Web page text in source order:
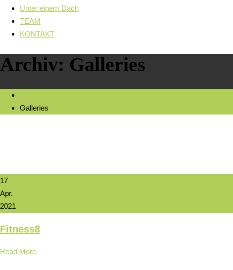
Unter einem Dach
TEAM
KONTAKT
Archiv: Galleries
Galleries
17
Apr.
2021
Fitness8
Read More